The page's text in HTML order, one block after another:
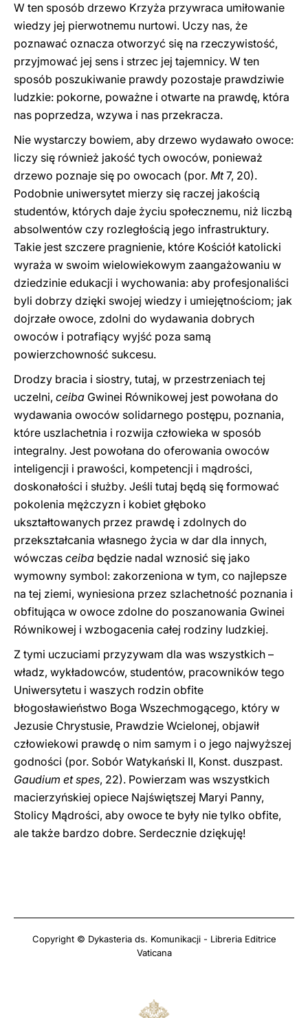
W ten sposób drzewo Krzyża przywraca umiłowanie
wiedzy jej pierwotnemu nurtowi. Uczy nas, że
poznawać oznacza otworzyć się na rzeczywistość,
przyjmować jej sens i strzec jej tajemnicy. W ten
sposób poszukiwanie prawdy pozostaje prawdziwie
ludzkie: pokorne, poważne i otwarte na prawdę, która
nas poprzedza, wzywa i nas przekracza.
Nie wystarczy bowiem, aby drzewo wydawało owoce:
liczy się również jakość tych owoców, ponieważ
drzewo poznaje się po owocach (por. Mt7, 20).
Podobnie uniwersytet mierzy się raczej jakością
studentów, których daje życiu społecznemu, niż liczbą
absolwentów czy rozległością jego infrastruktury.
Takie jest szczere pragnienie, które Kościół katolicki
wyraża w swoim wielowiekowym zaangażowaniu w
dziedzinie edukacji i wychowania: aby profesjonaliści
byli dobrzy dzięki swojej wiedzy i umiejętnościom; jak
dojrzałe owoce, zdolni do wydawania dobrych
owoców i potrafiący wyjść poza samą
powierzchowność sukcesu.
Drodzy bracia i siostry, tutaj, w przestrzeniach tej
uczelni, ceiba Gwinei Równikowej jest powołana do
wydawania owoców solidarnego postępu, poznania,
które uszlachetnia i rozwija człowieka w sposób
integralny. Jest powołana do oferowania owoców
inteligencji i prawości, kompetencji i mądrości,
doskonałości i służby. Jeśli tutaj będą się formować
pokolenia mężczyzn i kobiet głęboko
ukształtowanych przez prawdę i zdolnych do
przekształcania własnego życia w dar dla innych,
wówczas ceiba będzie nadal wznosić się jako
wymowny symbol: zakorzeniona w tym, co najlepsze
na tej ziemi, wyniesiona przez szlachetność poznania i
obfitująca w owoce zdolne do poszanowania Gwinei
Równikowej i wzbogacenia całej rodziny ludzkiej.
Z tymi uczuciami przyzywam dla was wszystkich –
władz, wykładowców, studentów, pracowników tego
Uniwersytetu i waszych rodzin obfite
błogosławieństwo Boga Wszechmogącego, który w
Jezusie Chrystusie, Prawdzie Wcielonej, objawił
człowiekowi prawdę o nim samym i o jego najwyższej
godności (por. Sobór Watykański II, Konst. duszpast.
Gaudium et spes, 22). Powierzam was wszystkich
macierzyńskiej opiece Najświętszej Maryi Panny,
Stolicy Mądrości, aby owoce te były nie tylko obfite,
ale także bardzo dobre. Serdecznie dziękuję!
Copyright © Dykasteria ds. Komunikacji - Libreria Editrice
Vaticana